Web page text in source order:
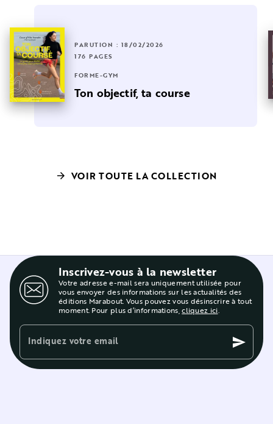
PARUTION : 18/02/2026
176 PAGES
FORME-GYM
Ton objectif, ta course
arrow_forward VOIR TOUTE LA COLLECTION
Inscrivez-vous à la newsletter
Votre adresse e-mail sera uniquement utilisée pour
vous envoyer des informations sur les actualités des
éditions Marabout. Vous pouvez vous désinscrire à tout
moment. Pour plus d’informations,cliquez ici.
Indiquez votre email send